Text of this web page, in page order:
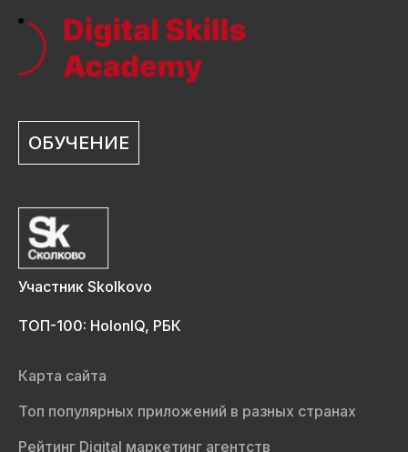
ОБУЧЕНИЕ
Участник Skolkovo
ТОП-100: HolonIQ, РБК
Карта сайта
Топ популярных приложений в разных странах
Рейтинг Digital маркетинг агентств